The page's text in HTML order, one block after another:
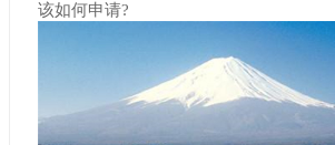
该如何申请?